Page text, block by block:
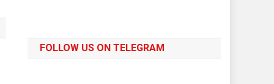
FOLLOW US ON TELEGRAM